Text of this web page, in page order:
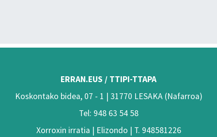
ERRAN.EUS / TTIPI-TTAPA
Koskontako bidea, 07 - 1 | 31770 LESAKA (Nafarroa)
Tel: 948 63 54 58
Xorroxin irratia | Elizondo | T. 948581226